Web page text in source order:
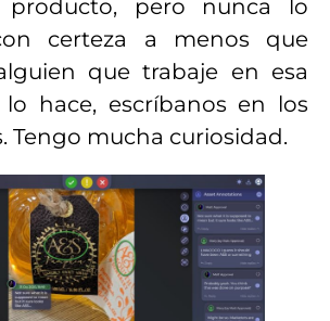
producto, pero nunca lo
certeza a menos que
que trabaje en esa
lo hace, escríbanos en los
Tengo mucha curiosidad.